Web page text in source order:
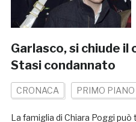
Garlasco, si chiude
Stasi condannato
CRONACA PRIMO PIANO
La famiglia di Chiara Poggi può